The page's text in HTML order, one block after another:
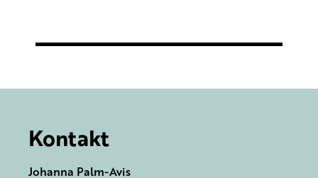
Kontakt
Johanna Palm-Avis